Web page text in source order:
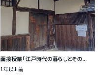
面接授業「江戸時代の暮らしとその...
1年以上前